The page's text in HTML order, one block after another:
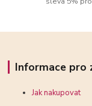
Informace pro
Jak nakupovat